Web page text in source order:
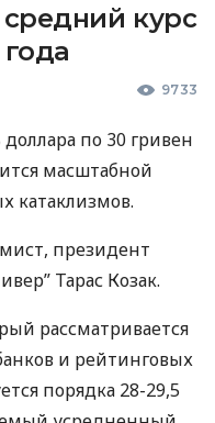
курс
9733
по 30 гривен
масштабной
катаклизмов.
президент
Тарас Козак.
рассматривается
и рейтинговых
порядка 28-29,5